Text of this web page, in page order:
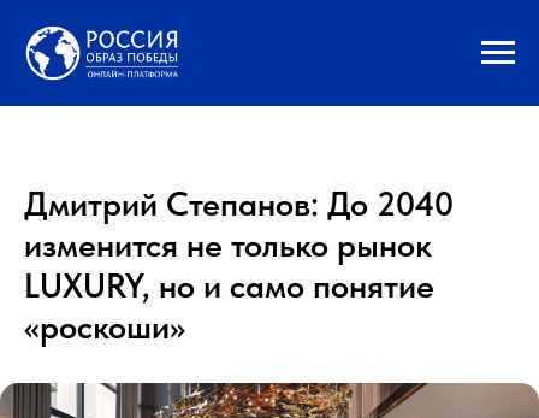
Дмитрий Степанов: До 2040
изменится не только рынок
LUXURY, но и само понятие
«роскоши»